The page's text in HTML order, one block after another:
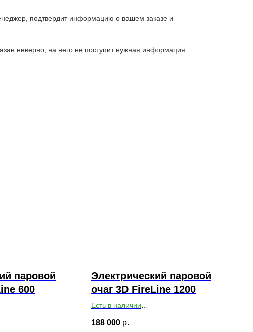
подтвердит информацию о вашем заказе и
неверно, на него не поступит нужная информация.
паровой
600
Электрический паровой
очаг 3D FireLine 1200
Есть в наличии
188 000 р.